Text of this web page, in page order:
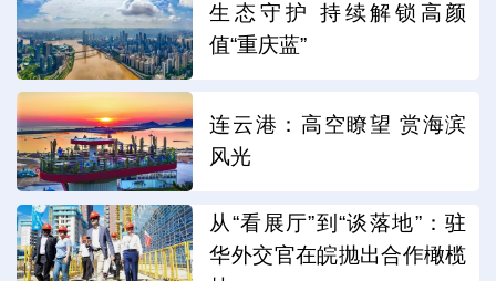
生态守护 持续解锁高颜
值“重庆蓝”
连云港：高空瞭望 赏海滨
风光
从“看展厅”到“谈落地”：驻
华外交官在皖抛出合作橄榄